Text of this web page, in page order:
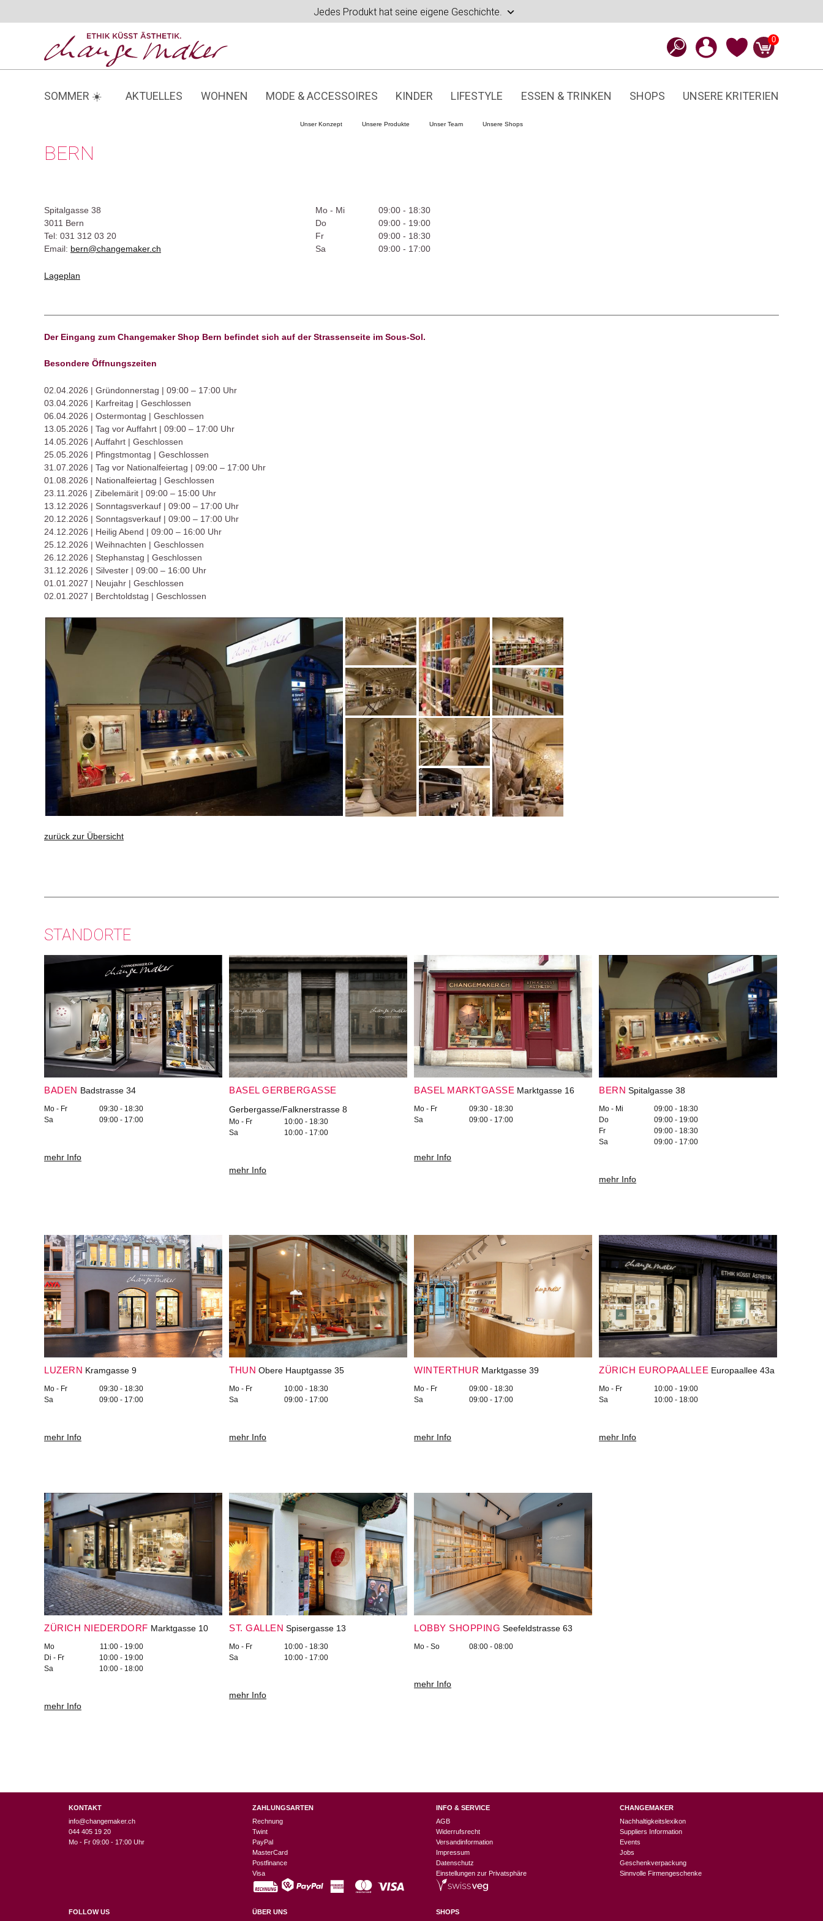
Jedes Produkt hat seine eigene Geschichte.
0
SOMMER ☀️ AKTUELLES WOHNEN MODE & ACCESSOIRES KINDER LIFESTYLE ESSEN & TRINKEN SHOPS UNSERE KRITERIEN
Unser Konzept Unsere Produkte Unser Team Unsere Shops
BERN
Spitalgasse 38
3011 Bern
Tel: 031 312 03 20
Email: bern@changemaker.ch
Lageplan
Mo - Mi
09:00 - 18:30
Do
09:00 - 19:00
Fr
09:00 - 18:30
Sa
09:00 - 17:00
Der Eingang zum Changemaker Shop Bern befindet sich auf der Strassenseite im Sous-Sol.
Besondere Öffnungszeiten
02.04.2026 | Gründonnerstag | 09:00 – 17:00 Uhr
03.04.2026 | Karfreitag | Geschlossen
06.04.2026 | Ostermontag | Geschlossen
13.05.2026 | Tag vor Auffahrt | 09:00 – 17:00 Uhr
14.05.2026 | Auffahrt | Geschlossen
25.05.2026 | Pfingstmontag | Geschlossen
31.07.2026 | Tag vor Nationalfeiertag | 09:00 – 17:00 Uhr
01.08.2026 | Nationalfeiertag | Geschlossen
23.11.2026 | Zibelemärit | 09:00 – 15:00 Uhr
13.12.2026 | Sonntagsverkauf | 09:00 – 17:00 Uhr
20.12.2026 | Sonntagsverkauf | 09:00 – 17:00 Uhr
24.12.2026 | Heilig Abend | 09:00 – 16:00 Uhr
25.12.2026 | Weihnachten | Geschlossen
26.12.2026 | Stephanstag | Geschlossen
31.12.2026 | Silvester | 09:00 – 16:00 Uhr
01.01.2027 | Neujahr | Geschlossen
02.01.2027 | Berchtoldstag | Geschlossen
zurück zur Übersicht
STANDORTE
BADEN Badstrasse 34
Mo - Fr
09:30 - 18:30
Sa
09:00 - 17:00
mehr Info
BASEL GERBERGASSE
Gerbergasse/Falknerstrasse 8
Mo - Fr
10:00 - 18:30
Sa
10:00 - 17:00
mehr Info
BASEL MARKTGASSE Marktgasse 16
Mo - Fr
09:30 - 18:30
Sa
09:00 - 17:00
mehr Info
BERN Spitalgasse 38
Mo - Mi
09:00 - 18:30
Do
09:00 - 19:00
Fr
09:00 - 18:30
Sa
09:00 - 17:00
mehr Info
LUZERN Kramgasse 9
Mo - Fr
09:30 - 18:30
Sa
09:00 - 17:00
mehr Info
THUN Obere Hauptgasse 35
Mo - Fr
10:00 - 18:30
Sa
09:00 - 17:00
mehr Info
WINTERTHUR Marktgasse 39
Mo - Fr
09:00 - 18:30
Sa
09:00 - 17:00
mehr Info
ZÜRICH EUROPAALLEE Europaallee 43a
Mo - Fr
10:00 - 19:00
Sa
10:00 - 18:00
mehr Info
ZÜRICH NIEDERDORF Marktgasse 10
Mo
11:00 - 19:00
Di - Fr
10:00 - 19:00
Sa
10:00 - 18:00
mehr Info
ST. GALLEN Spisergasse 13
Mo - Fr
10:00 - 18:30
Sa
10:00 - 17:00
mehr Info
LOBBY SHOPPING Seefeldstrasse 63
Mo - So 08:00 - 08:00
mehr Info
KONTAKT
info@changemaker.ch
044 405 19 20
Mo - Fr 09:00 - 17:00 Uhr
FOLLOW US
ZAHLUNGSARTEN
Rechnung
Twint
PayPal
MasterCard
Postfinance
Visa
ÜBER UNS
INFO & SERVICE
AGB
Widerrufsrecht
Versandinformation
Impressum
Datenschutz
Einstellungen zur Privatsphäre
SHOPS
CHANGEMAKER
Nachhaltigkeitslexikon
Suppliers Information
Events
Jobs
Geschenkverpackung
Sinnvolle Firmengeschenke